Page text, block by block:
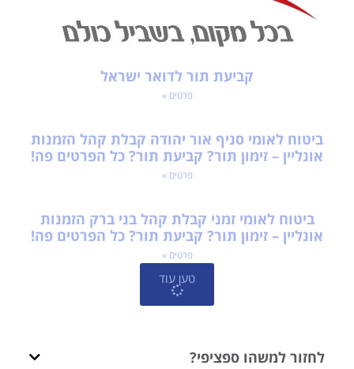
קביעת תור לדואר ישראל
פרטים »
ביטוח לאומי סניף אור יהודה קבלת קהל הזמנות
אונליין – זימון תור? קביעת תור? כל הפרטים פה!
פרטים »
ביטוח לאומי זמני קבלת קהל בני ברק הזמנות
אונליין – זימון תור? קביעת תור? כל הפרטים פה!
פרטים »
טען עוד
לחזור למשהו ספציפי?